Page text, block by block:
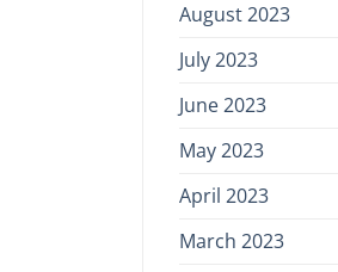
August 2023
July 2023
June 2023
May 2023
April 2023
March 2023